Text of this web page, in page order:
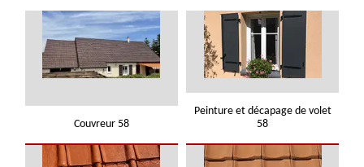
Couvreur 58
Peinture et décapage de volet
58